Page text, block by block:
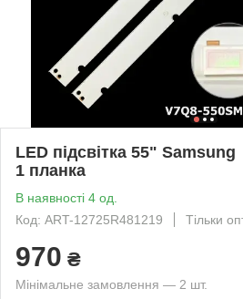
LED підсвітка 55"
1 планка
В наявності 4 од.
Код: ART-12725R481219
Тільки
970 ₴
Мінімальне замовлення — 2 шт.